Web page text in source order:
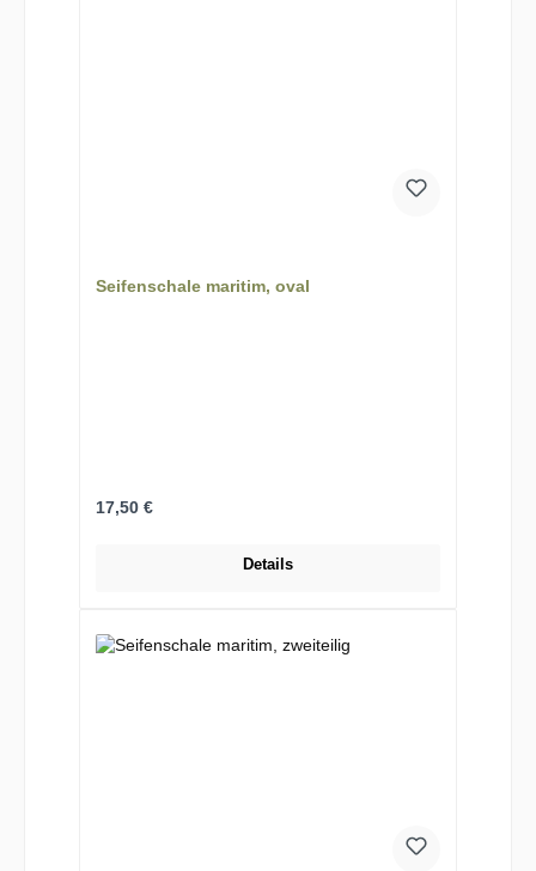
Seifenschale maritim, oval
Regulärer Preis:
17,50 €
Details